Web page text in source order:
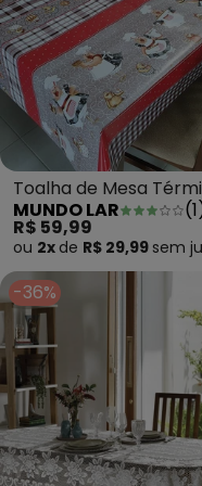
Toalha de Mesa
Carijó 140x210 Cm
MUNDO LAR (1
R$ 59,99
ou 2x de R$ 29,99 sem
-36%